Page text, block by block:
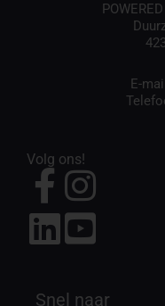
E-
Volg ons!
Snel naar